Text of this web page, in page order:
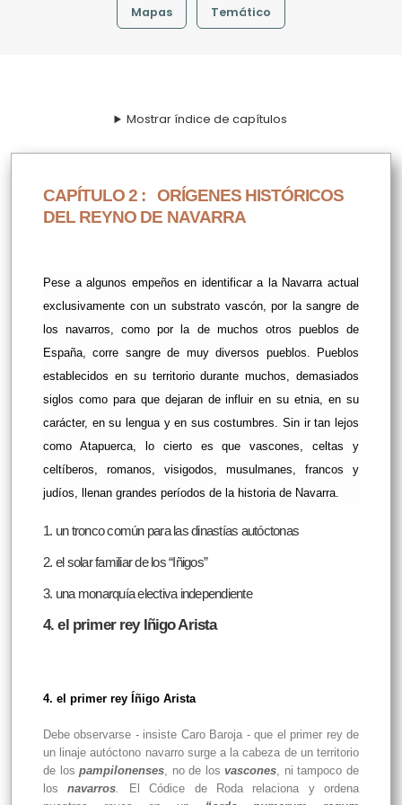
Mapas Temático
Mostrar índice de capítulos
CAPÍTULO 2 : ORÍGENES HISTÓRICOS
DEL REYNO DE NAVARRA
Pese a algunos empeños en identificar a la Navarra actual
exclusivamente con un substrato vascón, por la sangre de
los navarros, como por la de muchos otros pueblos de
España, corre sangre de muy diversos pueblos. Pueblos
establecidos en su territorio durante muchos, demasiados
siglos como para que dejaran de influir en su etnia, en su
carácter, en su lengua y en sus costumbres. Sin ir tan lejos
como Atapuerca, lo cierto es que vascones, celtas y
celtíberos, romanos, visigodos, musulmanes, francos y
judíos, llenan grandes períodos de la historia de Navarra.
1. un tronco común para las dinastías autóctonas
2. el solar familiar de los “Iñigos”
3. una monarquía electiva independiente
4. el primer rey Iñigo Arista
4. el primer rey Íñigo Arista
Debe observarse - insiste Caro Baroja - que el primer rey de
un linaje autóctono navarro surge a la cabeza de un territorio
de lospampilonenses, no de losvascones, ni tampoco de
losnavarros.
El Códice de Roda relaciona y ordena